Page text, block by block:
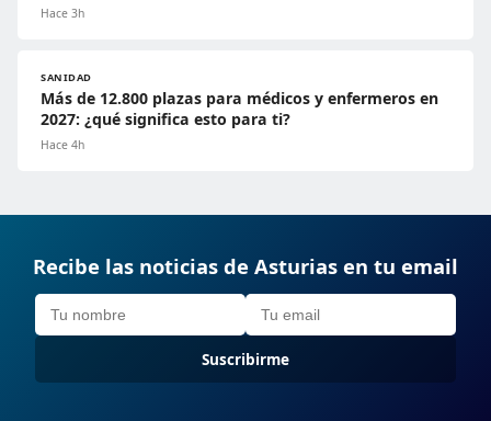
Hace 3h
SANIDAD
Más de 12.800 plazas para médicos y enfermeros en
2027: ¿qué significa esto para ti?
Hace 4h
Recibe las noticias de Asturias en tu email
Suscribirme